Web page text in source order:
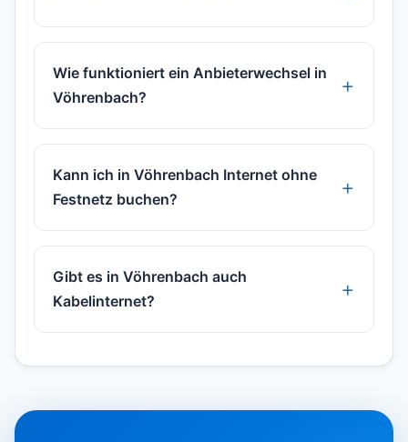
Wie funktioniert ein Anbieterwechsel in
Vöhrenbach?
Kann ich in Vöhrenbach Internet ohne
Festnetz buchen?
Gibt es in Vöhrenbach auch
Kabelinternet?